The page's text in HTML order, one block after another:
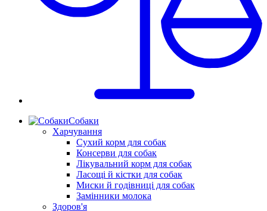
Собаки
Харчування
Сухий корм для собак
Консерви для собак
Лікувальний корм для собак
Ласощі й кістки для собак
Миски й годівниці для собак
Замінники молока
Здоров'я